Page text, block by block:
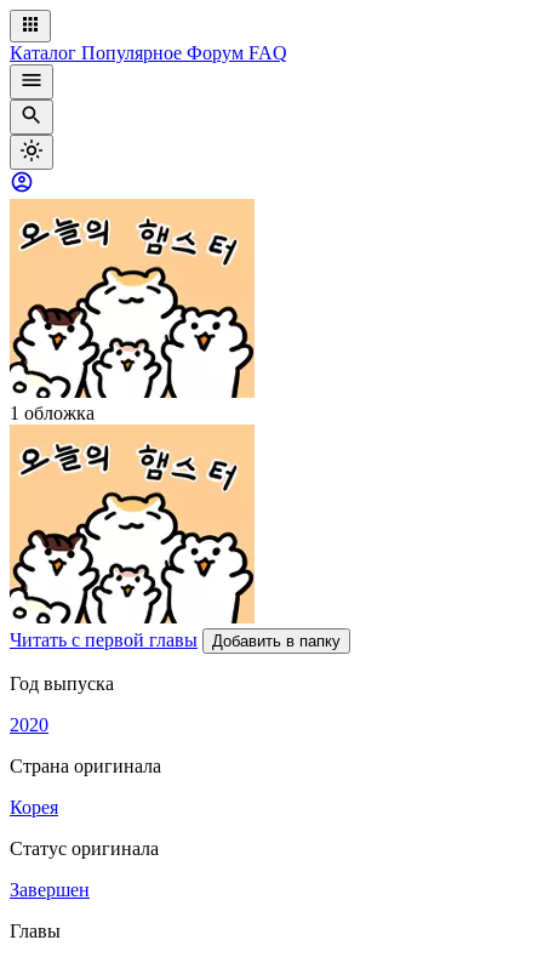
Каталог Популярное Форум FAQ
1 обложка
Читать с первой главы Добавить в папку
Год выпуска
2020
Страна оригинала
Корея
Статус оригинала
Завершен
Главы